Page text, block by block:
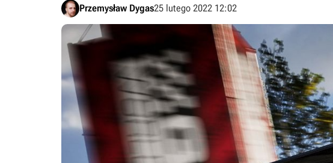
Przemysław Dygas25 lutego 2022 12:02